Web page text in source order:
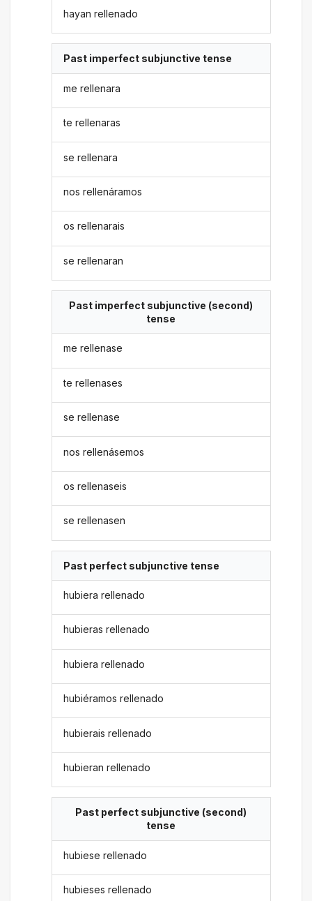
hayan rellenado
Past imperfect subjunctive tense
me rellenara
te rellenaras
se rellenara
nos rellenáramos
os rellenarais
se rellenaran
Past imperfect subjunctive (second)
tense
me rellenase
te rellenases
se rellenase
nos rellenásemos
os rellenaseis
se rellenasen
Past perfect subjunctive tense
hubiera rellenado
hubieras rellenado
hubiera rellenado
hubiéramos rellenado
hubierais rellenado
hubieran rellenado
Past perfect subjunctive (second)
tense
hubiese rellenado
hubieses rellenado